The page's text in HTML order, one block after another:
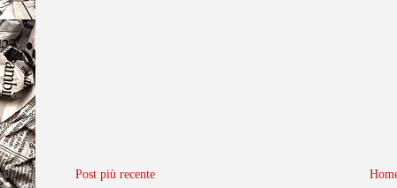
Post più recente